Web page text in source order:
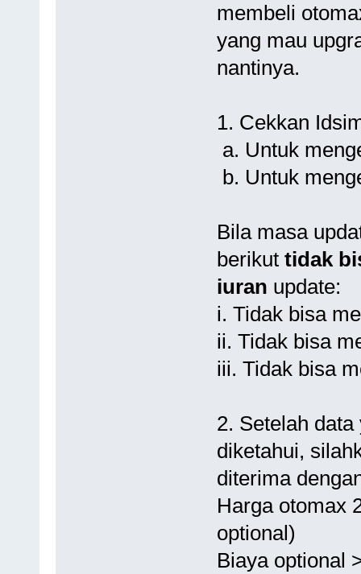
membeli
yang mau
nantinya.
1. Cekkan
a. Untuk
b. Untuk
Bila masa
berikuttidak
iuran update:
i. Tidak bisa
ii. Tidak bisa
iii. Tidak bisa
2. Setelah
diketahui,
diterima
Harga otomax
optional)
Biaya optional